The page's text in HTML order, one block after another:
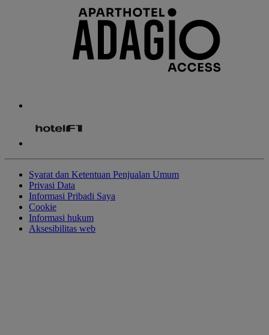
Syarat dan Ketentuan Penjualan Umum
Privasi Data
Informasi Pribadi Saya
Cookie
Informasi hukum
Aksesibilitas web